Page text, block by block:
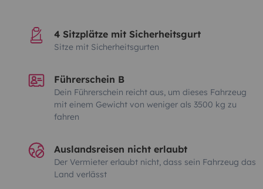
4 Sitzplätze mit Sicherheitsgurt
Sitze mit Sicherheitsgurten
Führerschein B
Dein Führerschein reicht aus, um dieses Fahrzeug
mit einem Gewicht von weniger als 3500 kg zu
fahren
Auslandsreisen nicht erlaubt
Der Vermieter erlaubt nicht, dass sein Fahrzeug das
Land verlässt